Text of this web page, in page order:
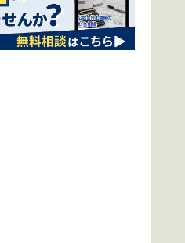
の料金相場：3,700